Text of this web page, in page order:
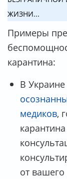
ЖИЗНИ...
Примеры
карантина:
В Украине
медиков,
от вашего